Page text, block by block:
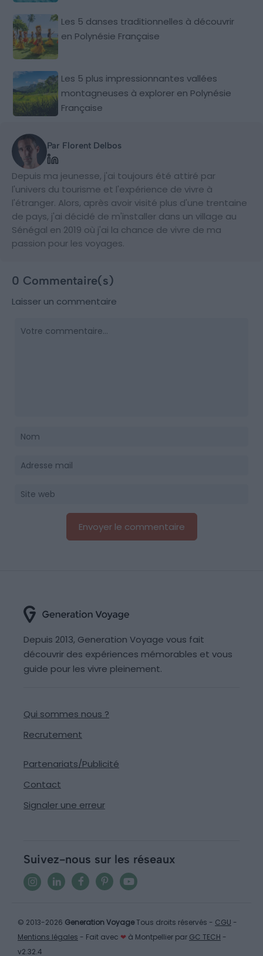
Les 5 danses traditionnelles à découvrir
en Polynésie Française
Les 5 plus impressionnantes vallées
montagneuses à explorer en Polynésie
Française
Par Florent Delbos
Depuis ma jeunesse, j'ai toujours été attiré par
l'univers du tourisme et l'expérience de vivre à
l'étranger. Alors, après avoir visité plus d'une trentaine
de pays, j'ai décidé de m'installer dans un village au
Sénégal en 2019 où j'ai la chance de vivre de ma
passion pour les voyages.
0 Commentaire(s)
Laisser un commentaire
Depuis 2013, Generation Voyage vous fait
découvrir des expériences mémorables et vous
guide pour les vivre pleinement.
Qui sommes nous ?
Recrutement
Partenariats/Publicité
Contact
Signaler une erreur
Suivez-nous sur les réseaux
© 2013-2026 Generation VoyageTous droits réservés - CGU -
Mentions légales - Fait avec ❤ à Montpellier par GC TECH -
v2.32.4